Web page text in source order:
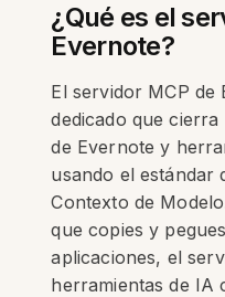
¿Qué es el
Evernote?
El servidor MCP de
dedicado que
de Evernote y
usando el estándar
Contexto de
que copies y
aplicaciones, el
herramientas de IA